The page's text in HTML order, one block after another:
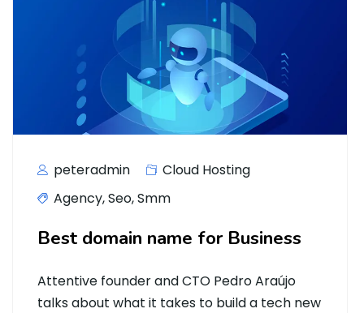
peteradmin
Cloud Hosting
Agency,Seo,Smm
Best domain name for Business
Attentive founder and CTO Pedro Araújo
talks about what it takes to build a tech new